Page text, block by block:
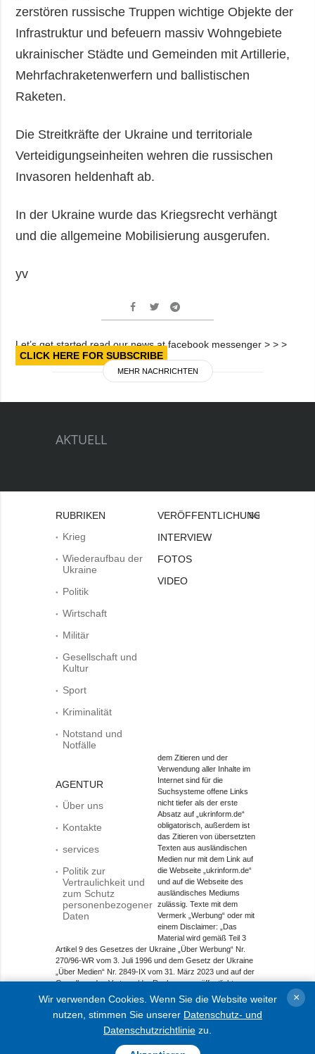
zerstören russische Truppen wichtige Objekte der
Infrastruktur und befeuern massiv Wohngebiete
ukrainischer Städte und Gemeinden mit Artillerie,
Mehrfachraketenwerfern und ballistischen
Raketen.
Die Streitkräfte der Ukraine und territoriale
Verteidigungseinheiten wehren die russischen
Invasoren heldenhaft ab.
In der Ukraine wurde das Kriegsrecht verhängt
und die allgemeine Mobilisierung ausgerufen.
yv
Let’s get started read our news at facebook messenger > > >
CLICK HERE FOR SUBSCRIBE
MEHR NACHRICHTEN
AKTUELL
RUBRIKEN
Krieg
Wiederaufbau der
Ukraine
Politik
Wirtschaft
Militär
Gesellschaft und
Kultur
Sport
Kriminalität
Notstand und
Notfälle
AGENTUR
Über uns
Kontakte
services
Politik zur
Vertraulichkeit und
zum Schutz
personenbezogener
Daten
VERÖFFENTLICHUNGEN
INTERVIEW
FOTOS
VIDEO
Bei
dem Zitieren und der
Verwendung aller Inhalte im
Internet sind für die
Suchsysteme offene Links
nicht tiefer als der erste
Absatz auf „ukrinform.de“
obligatorisch, außerdem ist
das Zitieren von übersetzten
Texten aus ausländischen
Medien nur mit dem Link auf
die Webseite „ukrinform.de“
und auf die Webseite des
ausländisches Mediums
zulässig. Texte mit dem
Vermerk „Werbung“ oder mit
einem Disclaimer: „Das
Material wird gemäß Teil 3
Artikel 9 des Gesetzes der Ukraine „Über Werbung“ Nr.
270/96-WR vom 3. Juli 1996 und dem Gesetz der Ukraine
„Über Medien“ Nr. 2849-IX vom 31. März 2023 und auf der
Grundlage des Vertrags/der Rechnung veröffentlicht.
Objekt im Bereich Onlinemedien; Medien-ID R40-01421.
© 2015-2026 Ukrinform. Alle Rechte sind geschützt.
Wir verwenden Cookies. Wenn Sie die Website weiter
nutzen, stimmen Sie unserer Datenschutz- und
Datenschutzrichtlinie zu.
×